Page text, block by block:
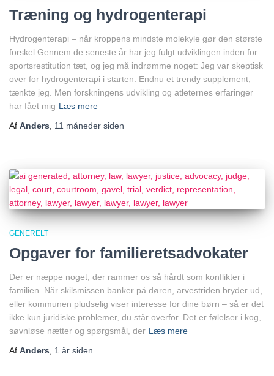
Træning og hydrogenterapi
Hydrogenterapi – når kroppens mindste molekyle gør den største
forskel Gennem de seneste år har jeg fulgt udviklingen inden for
sportsrestitution tæt, og jeg må indrømme noget: Jeg var skeptisk
over for hydrogenterapi i starten. Endnu et trendy supplement,
tænkte jeg. Men forskningens udvikling og atleternes erfaringer
har fået mig Læs mere
Af Anders 11 måneder siden
GENERELT
Opgaver for familieretsadvokater
Der er næppe noget, der rammer os så hårdt som konflikter i
familien. Når skilsmissen banker på døren, arvestriden bryder ud,
eller kommunen pludselig viser interesse for dine børn – så er det
ikke kun juridiske problemer, du står overfor. Det er følelser i kog,
søvnløse nætter og spørgsmål, der Læs mere
Af Anders 1 år siden